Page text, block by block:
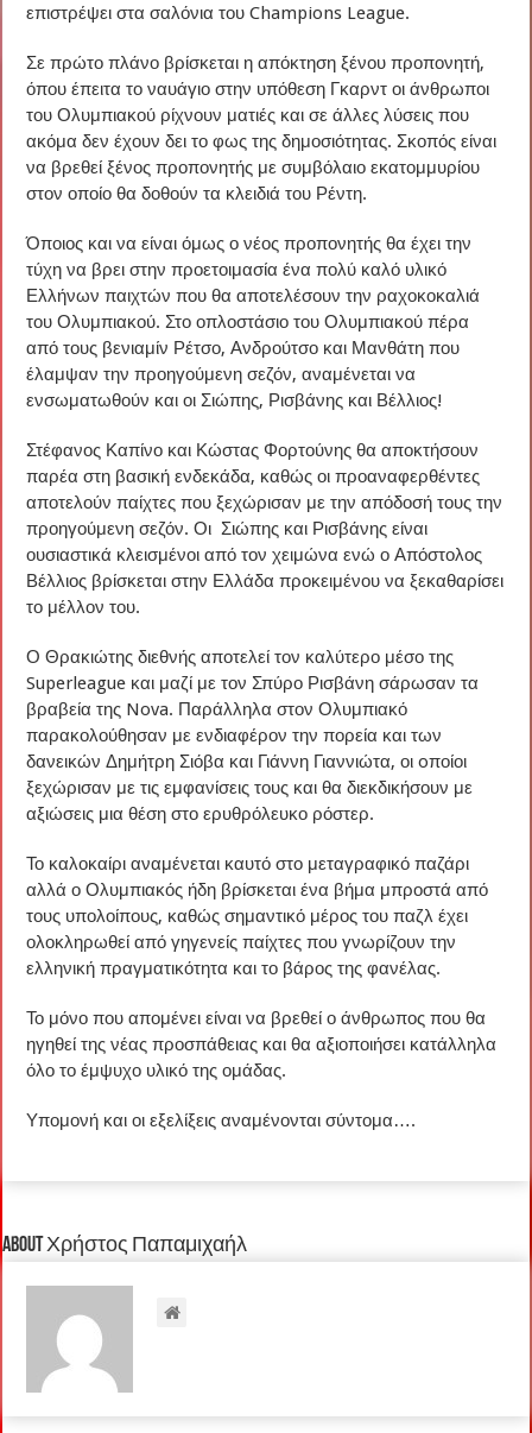
επιστρέψει στα σαλόνια του Champions League.
Σε πρώτο πλάνο βρίσκεται η απόκτηση ξένου προπονητή,
όπου έπειτα το ναυάγιο στην υπόθεση Γκαρντ οι άνθρωποι
του Ολυμπιακού ρίχνουν ματιές και σε άλλες λύσεις που
ακόμα δεν έχουν δει το φως της δημοσιότητας. Σκοπός είναι
να βρεθεί ξένος προπονητής με συμβόλαιο εκατομμυρίου
στον οποίο θα δοθούν τα κλειδιά του Ρέντη.
Όποιος και να είναι όμως ο νέος προπονητής θα έχει την
τύχη να βρει στην προετοιμασία ένα πολύ καλό υλικό
Ελλήνων παιχτών που θα αποτελέσουν την ραχοκοκαλιά
του Ολυμπιακού. Στο οπλοστάσιο του Ολυμπιακού πέρα
από τους βενιαμίν Ρέτσο, Ανδρούτσο και Μανθάτη που
έλαμψαν την προηγούμενη σεζόν, αναμένεται να
ενσωματωθούν και οι Σιώπης, Ρισβάνης και Βέλλιος!
Στέφανος Καπίνο και Κώστας Φορτούνης θα αποκτήσουν
παρέα στη βασική ενδεκάδα, καθώς οι προαναφερθέντες
αποτελούν παίχτες που ξεχώρισαν με την απόδοσή τους την
προηγούμενη σεζόν. Οι Σιώπης και Ρισβάνης είναι
ουσιαστικά κλεισμένοι από τον χειμώνα ενώ ο Απόστολος
Βέλλιος βρίσκεται στην Ελλάδα προκειμένου να ξεκαθαρίσει
το μέλλον του.
Ο Θρακιώτης διεθνής αποτελεί τον καλύτερο μέσο της
Superleague και μαζί με τον Σπύρο Ρισβάνη σάρωσαν τα
βραβεία της Nova. Παράλληλα στον Ολυμπιακό
παρακολούθησαν με ενδιαφέρον την πορεία και των
δανεικών Δημήτρη Σιόβα και Γιάννη Γιαννιώτα, οι oποίοι
ξεχώρισαν με τις εμφανίσεις τους και θα διεκδικήσουν με
αξιώσεις μια θέση στο ερυθρόλευκο ρόστερ.
Το καλοκαίρι αναμένεται καυτό στο μεταγραφικό παζάρι
αλλά ο Ολυμπιακός ήδη βρίσκεται ένα βήμα μπροστά από
τους υπολοίπους, καθώς σημαντικό μέρος του παζλ έχει
ολοκληρωθεί από γηγενείς παίχτες που γνωρίζουν την
ελληνική πραγματικότητα και το βάρος της φανέλας.
Το μόνο που απομένει είναι να βρεθεί ο άνθρωπος που θα
ηγηθεί της νέας προσπάθειας και θα αξιοποιήσει κατάλληλα
όλο το έμψυχο υλικό της ομάδας.
Υπομονή και οι εξελίξεις αναμένονται σύντομα….
About Χρήστος Παπαμιχαήλ